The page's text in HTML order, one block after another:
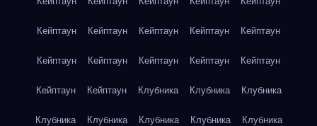
Кейптаун Кейптаун Кейптаун Кейптаун Кейптаун
Кейптаун Кейптаун Кейптаун Кейптаун Кейптаун
Кейптаун Кейптаун Клубника Клубника Клубника
Клубника Клубника Клубника Клубника Клубника